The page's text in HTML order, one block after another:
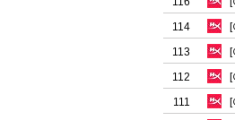
114
113
112
111